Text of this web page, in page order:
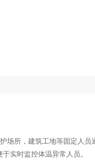
场所，建筑工地等固定人员
实时监控体温异常人员。